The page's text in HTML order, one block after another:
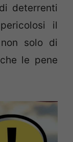
deterrenti
il
solo di
le pene